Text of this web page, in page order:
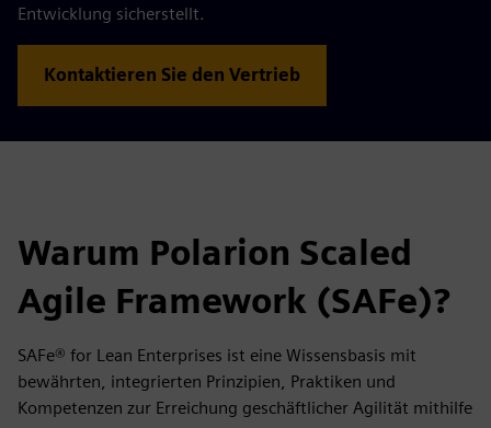
Entwicklung sicherstellt.
Kontaktieren Sie den Vertrieb
Warum Polarion Scaled
Agile Framework (SAFe)?
SAFe® for Lean Enterprises ist eine Wissensbasis mit
bewährten, integrierten Prinzipien, Praktiken und
Kompetenzen zur Erreichung geschäftlicher Agilität mithilfe